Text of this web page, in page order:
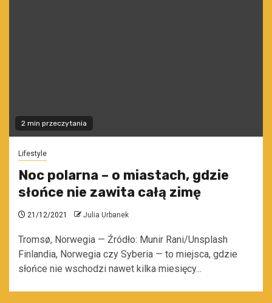
2 min przeczytania
Lifestyle
Noc polarna – o miastach, gdzie
słońce nie zawita całą zimę
21/12/2021 Julia Urbanek
Tromsø, Norwegia — Źródło: Munir Rani/Unsplash
Finlandia, Norwegia czy Syberia — to miejsca, gdzie
słońce nie wschodzi nawet kilka miesięcy...